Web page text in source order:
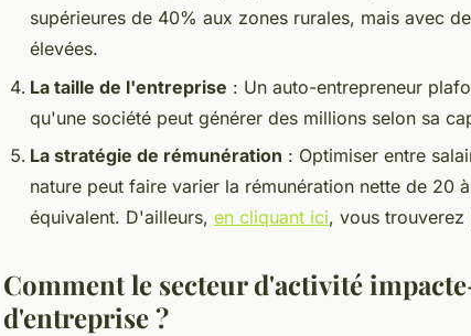
supérieures de 40% aux zones rurales, mais avec
élevées.
La taille de l'entreprise : Un auto-entrepreneur
qu'une société peut générer des millions selon sa
La stratégie de rémunération : Optimiser entre
nature peut faire varier la rémunération nette de 20
équivalent. D'ailleurs, en cliquant ici, vous trouverez
Comment le secteur d'activité
d'entreprise ?